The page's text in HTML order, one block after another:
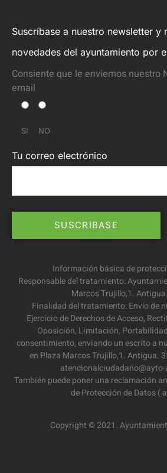
Suscríbase a nuestro newsletter y
novedades del ayuntamiento por
Consiente que le enviemos nuestro
email
SI NO
Tu correo electrónico
Información básica de
Responsable del tratamiento:
Marcos Trujillo,1.
Finalidad del tratamiento: Envío de
Ejercicio de Derechos de Acceso,
Oposición, Limitación,
consentimiento, enviando un escrito a
en Plaza Marcos Trujillo,1. Antigua.
También puede poner una reclamación
de Protección de Datos (
Copyright © 2021.